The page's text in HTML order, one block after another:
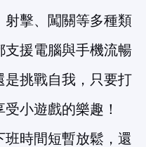
射擊、闖關等多種類
支援電腦與手機流暢
是挑戰自我，只要打
小遊戲的樂趣！
時間短暫放鬆，還